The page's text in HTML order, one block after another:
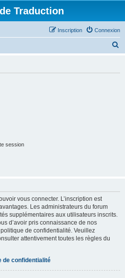
Traduction
Connexion
Inscription
session
vous connecter. L’inscription est
Les administrateurs du forum
supplémentaires aux utilisateurs inscrits.
d’avoir pris connaissance de nos
de confidentialité. Veuillez
attentivement toutes les règles du
de confidentialité